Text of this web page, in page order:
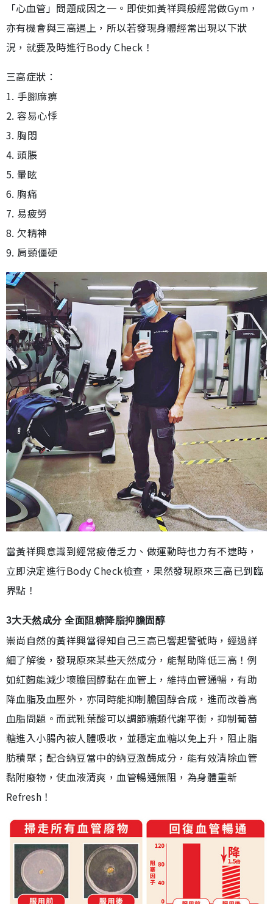
「心血管」問題成因之一。即使如黃祥興般經常做Gym，
亦有機會與三高遇上，所以若發現身體經常出現以下狀
況，就要及時進行Body Check！
三高症狀：
1. 手腳麻痹
2. 容易心悸
3. 胸悶
4. 頭脹
5. 暈眩
6. 胸痛
7. 易疲勞
8. 欠精神
9. 肩頸僵硬
當黃祥興意識到經常疲倦乏力、做運動時也力有不逮時，
立即決定進行Body Check檢查，果然發現原來三高已到臨
界點！
3大天然成分 全面阻糖降脂抑膽固醇
崇尚自然的黃祥興當得知自己三高已響起警號時，經過詳
細了解後，發現原來某些天然成分，能幫助降低三高！例
如紅麴能減少壞膽固醇黏在血管上，維持血管通暢，有助
降血脂及血壓外，亦同時能抑制膽固醇合成，進而改善高
血脂問題。而武靴葉酸可以調節糖類代謝平衡，抑制葡萄
糖進入小腸內被人體吸收，並穩定血糖以免上升，阻止脂
肪積聚；配合納豆當中的納豆激酶成分，能有效清除血管
黏附廢物，使血液清爽，血管暢通無阻，為身體重新
Refresh！